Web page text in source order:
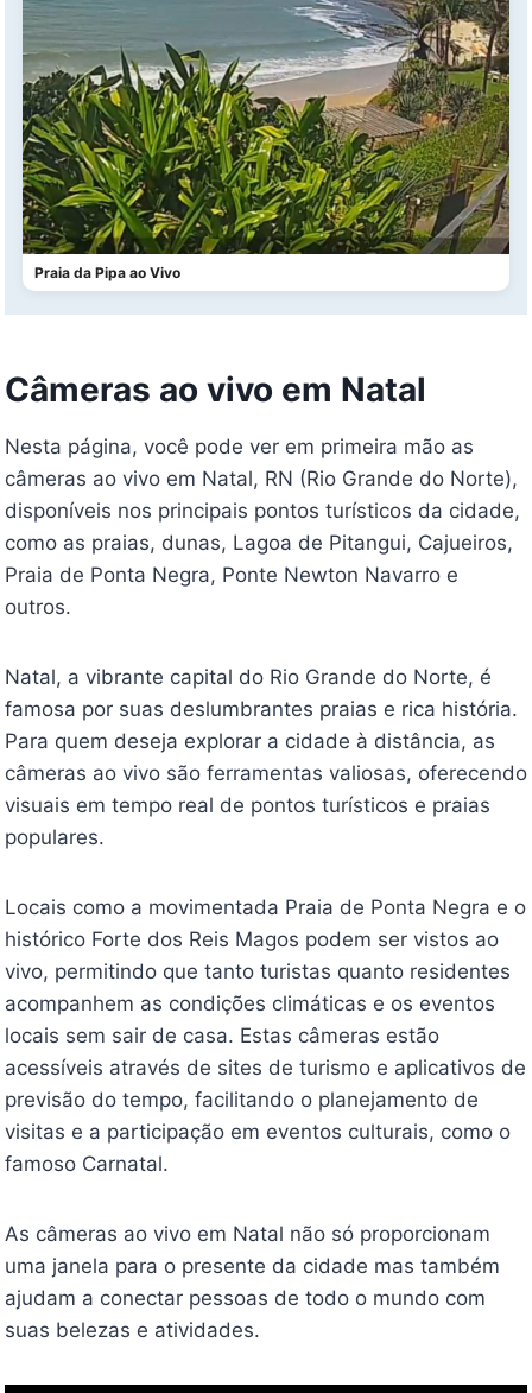
Praia da Pipa ao Vivo
Câmeras ao vivo em Natal
Nesta página, você pode ver em primeira mão as
câmeras ao vivo em Natal, RN (Rio Grande do Norte),
disponíveis nos principais pontos turísticos da cidade,
como as praias, dunas, Lagoa de Pitangui, Cajueiros,
Praia de Ponta Negra, Ponte Newton Navarro e
outros.
Natal, a vibrante capital do Rio Grande do Norte, é
famosa por suas deslumbrantes praias e rica história.
Para quem deseja explorar a cidade à distância, as
câmeras ao vivo são ferramentas valiosas, oferecendo
visuais em tempo real de pontos turísticos e praias
populares.
Locais como a movimentada Praia de Ponta Negra e o
histórico Forte dos Reis Magos podem ser vistos ao
vivo, permitindo que tanto turistas quanto residentes
acompanhem as condições climáticas e os eventos
locais sem sair de casa. Estas câmeras estão
acessíveis através de sites de turismo e aplicativos de
previsão do tempo, facilitando o planejamento de
visitas e a participação em eventos culturais, como o
famoso Carnatal.
As câmeras ao vivo em Natal não só proporcionam
uma janela para o presente da cidade mas também
ajudam a conectar pessoas de todo o mundo com
suas belezas e atividades.